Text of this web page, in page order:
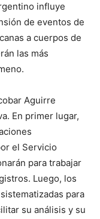
influye
de eventos de
a cuerpos de
las más
Aguirre
En primer lugar,
el Servicio
para trabajar
Luego, los
para
su análisis y su